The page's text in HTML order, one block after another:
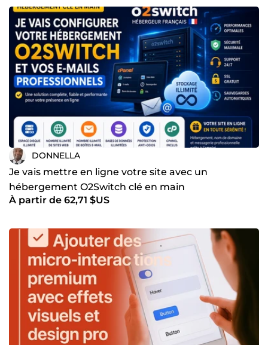
DONNELLA
Je vais mettre en ligne votre site avec un
hébergement O2Switch clé en main
À partir de 62,71 $US